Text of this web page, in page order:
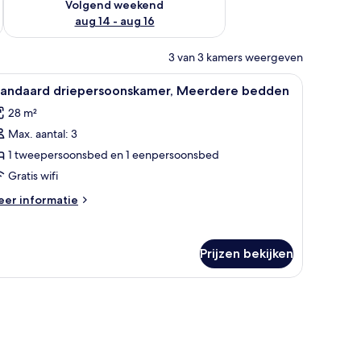
Volgend weekend
aug 14 - aug 16
3 van 3 kamers weergeven
| Een bureau, een strijkplank/strijkijzer, gratis wifi, beddengoed
Een bureau, een strijkplank/strijkijzer, gratis
9 driepersoonskamer, Meerdere bedden
28 m²
Max. aantal: 3
1 tweepersoonsbed en 1 eenpersoonsbed
Gratis wifi
informatie
Prijzen bekijken